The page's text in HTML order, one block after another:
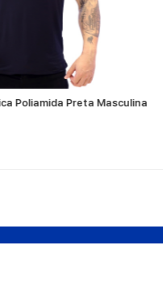
Poliamida Preta Masculina